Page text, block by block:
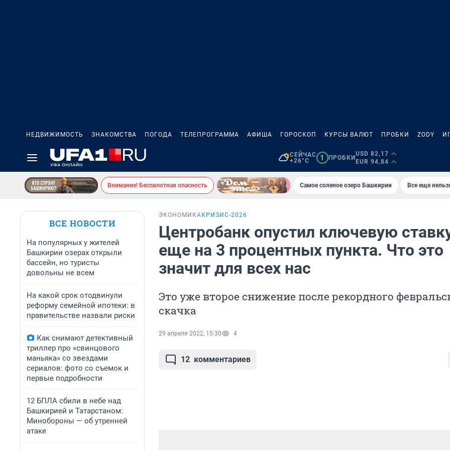
НЕДВИЖИМОСТЬ ЗНАКОМСТВА ПОГОДА ТЕЛЕПРОГРАММА АФИША ГОРОСКОП КУРСЫ ВАЛЮТ ПРОБКИ ZODY
СЕЙЧАС
+26°C
1 ПРОБКИ
USD 82,17
EUR 94,84
Внимание! Беспилотная опасность Самое соленое озеро Башкирии Все еще
ВСЕ НОВОСТИ
На популярных у жителей
Башкирии озерах открыли
бассейн, но туристы
довольны не всем
На какой срок отодвинули
реформу семейной ипотеки: в
правительстве назвали риски
Как снимают детективный
триллер про «свинцового
маньяка» со звездами
сериалов: фото со съемок и
первые подробности
12 БПЛА сбили в небе над
Башкирией и Татарстаном:
Минобороны — об утренней
атаке
ЭКОНОМИКА КРИЗИС-2026
Центробанк опустил ключевую
еще на 3 процентных пункта. Что это
значит для всех нас
Это уже второе снижение после рекордного
скачка
29 апреля 2022, 15:30 4
12 комментариев